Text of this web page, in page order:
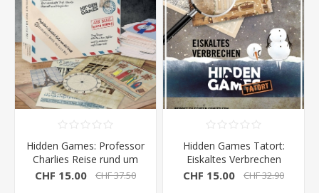
Hidden Games: Professor
Charlies Reise rund um
die Welt
CHF 15.00 CHF 37.50
Hidden Games Tatort:
Eiskaltes Verbrechen
6.Fall
CHF 15.00 CHF 32.90